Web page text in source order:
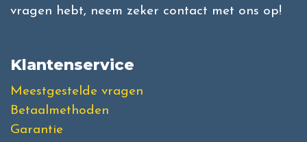
vragen hebt, neem zeker contact met ons op!
Klantenservice
Meestgestelde vragen
Betaalmethoden
Garantie